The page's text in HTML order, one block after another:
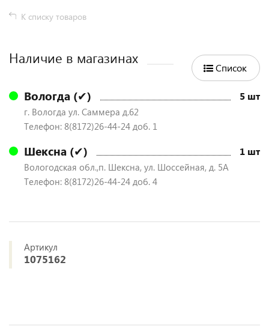
К списку товаров
Наличие в магазинах
Список
Вологда (✔) 5 шт
г. Вологда ул. Саммера д.62
Телефон: 8(8172)26-44-24 доб. 1
Шексна (✔) 1 шт
Вологодская обл.,п. Шексна, ул. Шоссейная, д. 5А
Телефон: 8(8172)26-44-24 доб. 4
Артикул
1075162